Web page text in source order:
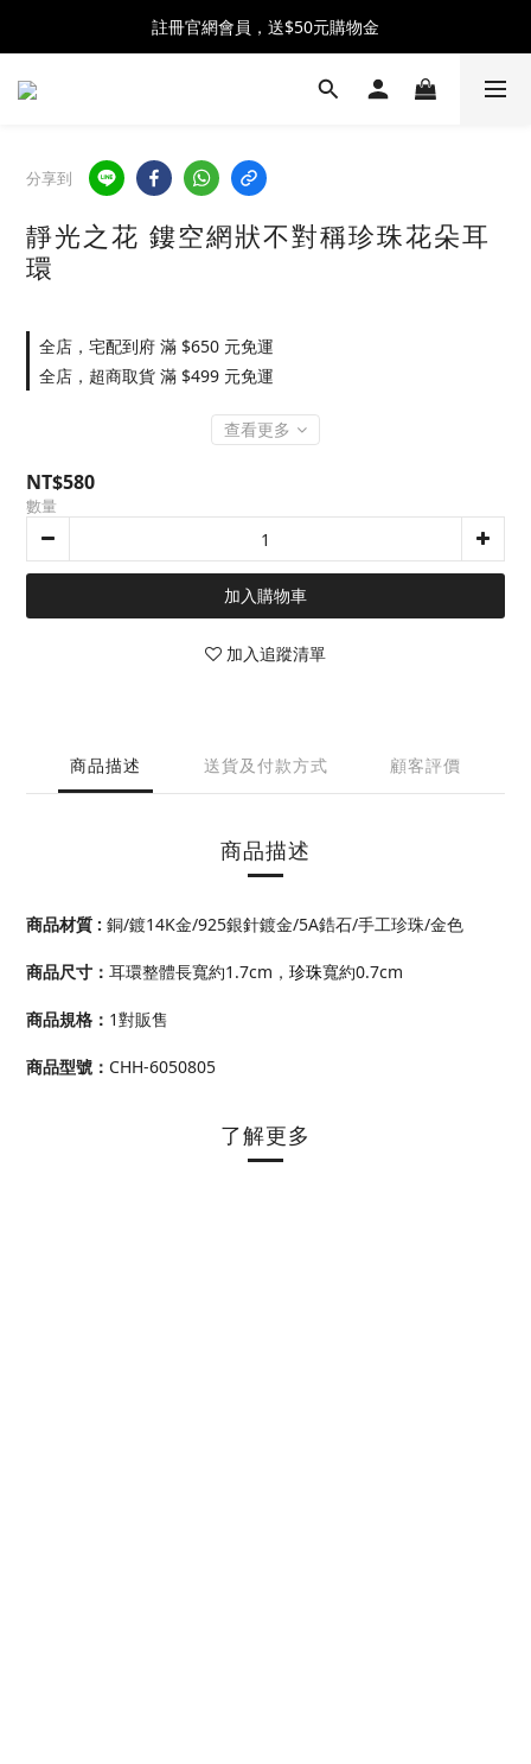
全館消費滿$2500 贈 ♡ 冰淇淋提霸杯 ♡
註冊官網會員，送$50元購物金
全館消費滿$2500 贈 ♡ 冰淇淋提霸杯 ♡
分享到
靜光之花 鏤空網狀不對稱珍珠花朵耳
環
全店，宅配到府 滿 $650 元免運
全店，超商取貨 滿 $499 元免運
查看更多
NT$580
數量
加入購物車
加入追蹤清單
商品描述 送貨及付款方式 顧客評價
商品描述
商品材質 : 銅/鍍14K金/925銀針鍍金/5A鋯石/手工珍珠/金色
商品尺寸 ： 耳環整體長寬約1.7cm， 珍珠寬約0.7cm
商品規格： 1對販售
商品型號 ： CHH-6050805
了解更多